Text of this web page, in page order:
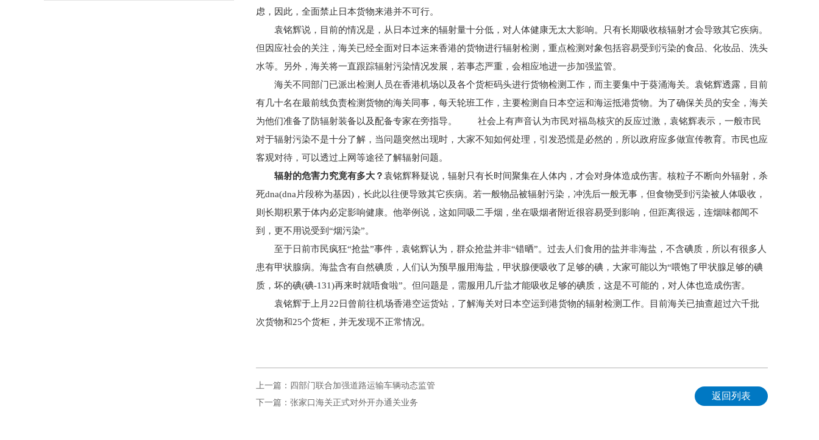
虑，因此，全面禁止日本货物来港并不可行。
袁铭辉说，目前的情况是，从日本过来的辐射量十分低，对人体健康无太大影响。只有长期吸收核辐射才会导致其它疾病。
但因应社会的关注，海关已经全面对日本运来香港的货物进行辐射检测，重点检测对象包括容易受到污染的食品、化妆品、洗头
水等。另外，海关将一直跟踪辐射污染情况发展，若事态严重，会相应地进一步加强监管。
海关不同部门已派出检测人员在香港机场以及各个货柜码头进行货物检测工作，而主要集中于葵涌海关。袁铭辉透露，目前
有几十名在最前线负责检测货物的海关同事，每天轮班工作，主要检测自日本空运和海运抵港货物。为了确保关员的安全，海关
为他们准备了防辐射装备以及配备专家在旁指导。 社会上有声音认为市民对福岛核灾的反应过激，袁铭辉表示，一般市民
对于辐射污染不是十分了解，当问题突然出现时，大家不知如何处理，引发恐慌是必然的，所以政府应多做宣传教育。市民也应
客观对待，可以透过上网等途径了解辐射问题。
辐射的危害力究竟有多大？ 袁铭辉释疑说，辐射只有长时间聚集在人体内，才会对身体造成伤害。核粒子不断向外辐射，杀
死dna(dna片段称为基因)，长此以往便导致其它疾病。若一般物品被辐射污染，冲洗后一般无事，但食物受到污染被人体吸收，
则长期积累于体内必定影响健康。他举例说，这如同吸二手烟，坐在吸烟者附近很容易受到影响，但距离很远，连烟味都闻不
到，更不用说受到“烟污染”。
至于日前市民疯狂“抢盐”事件，袁铭辉认为，群众抢盐并非“错晒”。过去人们食用的盐并非海盐，不含碘质，所以有很多人
患有甲状腺病。海盐含有自然碘质，人们认为预早服用海盐，甲状腺便吸收了足够的碘，大家可能以为“喂饱了甲状腺足够的碘
质，坏的碘(碘-131)再来时就唔食啦”。但问题是，需服用几斤盐才能吸收足够的碘质，这是不可能的，对人体也造成伤害。
袁铭辉于上月22日曾前往机场香港空运货站，了解海关对日本空运到港货物的辐射检测工作。目前海关已抽查超过六千批
次货物和25个货柜，并无发现不正常情况。
上一篇：四部门联合加强道路运输车辆动态监管
下一篇：张家口海关正式对外开办通关业务
返回列表